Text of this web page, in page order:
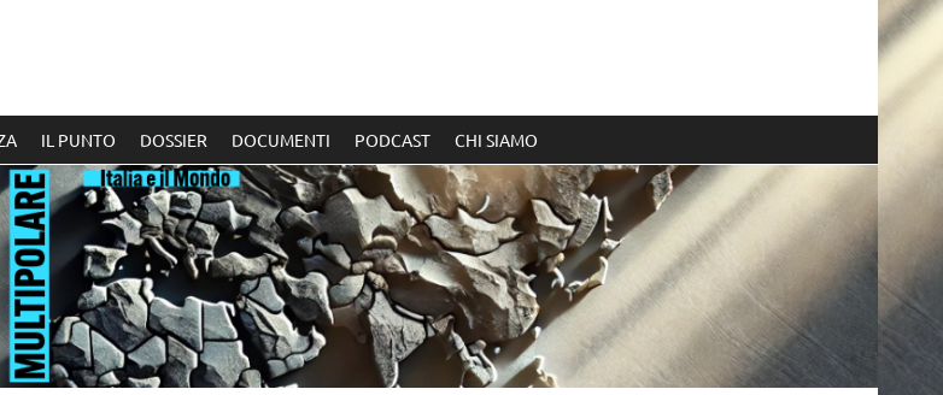
IL PUNTO DOSSIER DOCUMENTI PODCAST CHI SIAMO